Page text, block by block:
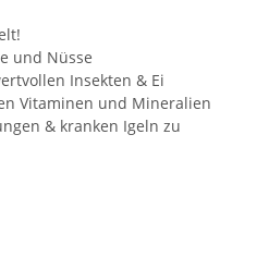
und Nüsse
Insekten & Ei
Vitaminen und Mineralien
& kranken Igeln zu